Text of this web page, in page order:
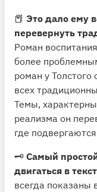
📕 Это дало ему
перевернуть
Роман
более
роман у
всех
Темы,
реализма он
где
🗝 Самый
двигаться в
всегда показаны